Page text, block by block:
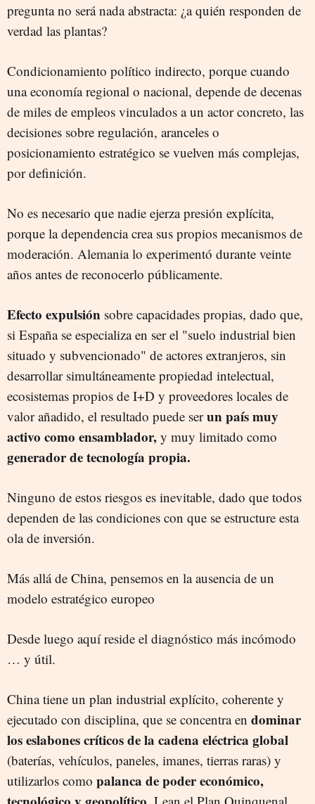
pregunta no será nada abstracta: ¿a quién responden de
verdad las plantas?
Condicionamiento político indirecto, porque cuando
una economía regional o nacional, depende de decenas
de miles de empleos vinculados a un actor concreto, las
decisiones sobre regulación, aranceles o
posicionamiento estratégico se vuelven más complejas,
por definición.
No es necesario que nadie ejerza presión explícita,
porque la dependencia crea sus propios mecanismos de
moderación. Alemania lo experimentó durante veinte
años antes de reconocerlo públicamente.
Efecto expulsión sobre capacidades propias, dado que,
si España se especializa en ser el "suelo industrial bien
situado y subvencionado" de actores extranjeros, sin
desarrollar simultáneamente propiedad intelectual,
ecosistemas propios de I+D y proveedores locales de
valor añadido, el resultado puede serun país muy
activo como ensamblador, y muy limitado como
generador de tecnología propia.
Ninguno de estos riesgos es inevitable, dado que todos
dependen de las condiciones con que se estructure esta
ola de inversión.
Más allá de China, pensemos en la ausencia de un
modelo estratégico europeo
Desde luego aquí reside el diagnóstico más incómodo
… y útil.
China tiene un plan industrial explícito, coherente y
ejecutado con disciplina, que se concentra en dominar
los eslabones críticos de la cadena eléctrica global
(baterías, vehículos, paneles, imanes, tierras raras) y
utilizarlos como palanca de poder económico,